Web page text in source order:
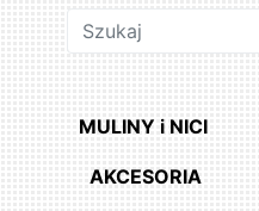
MULINY i NICI
AKCESORIA